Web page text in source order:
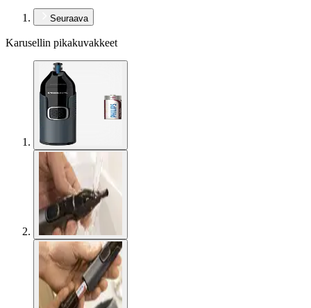
Seuraava
Karusellin pikakuvakkeet